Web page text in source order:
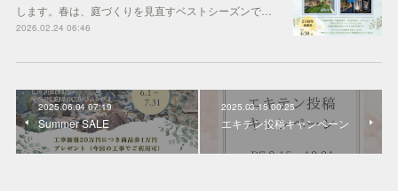
します。春は、庭づくりを見直すベストシーズンで…
2026.02.24 06:46
2025.06.04 07:19
Summer SALE
2025.03.15 00:25
エキテン投稿キャンペーン